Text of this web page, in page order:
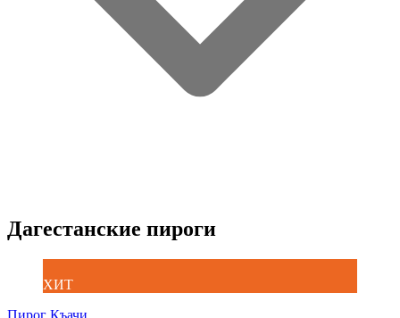
Дагестанские пироги
ХИТ
Пирог Къачи